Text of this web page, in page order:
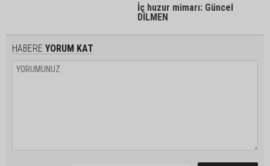
İç huzur mimarı: Güncel
DİLMEN
HABERE YORUM KAT